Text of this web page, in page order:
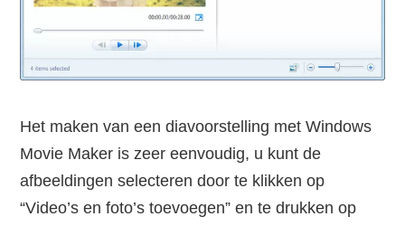
Het maken van een diavoorstelling met Windows
Movie Maker is zeer eenvoudig, u kunt de
afbeeldingen selecteren door te klikken op
“Video’s en foto’s toevoegen” en te drukken op